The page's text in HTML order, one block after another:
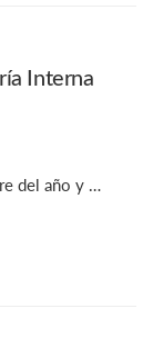
Interna
del año y …